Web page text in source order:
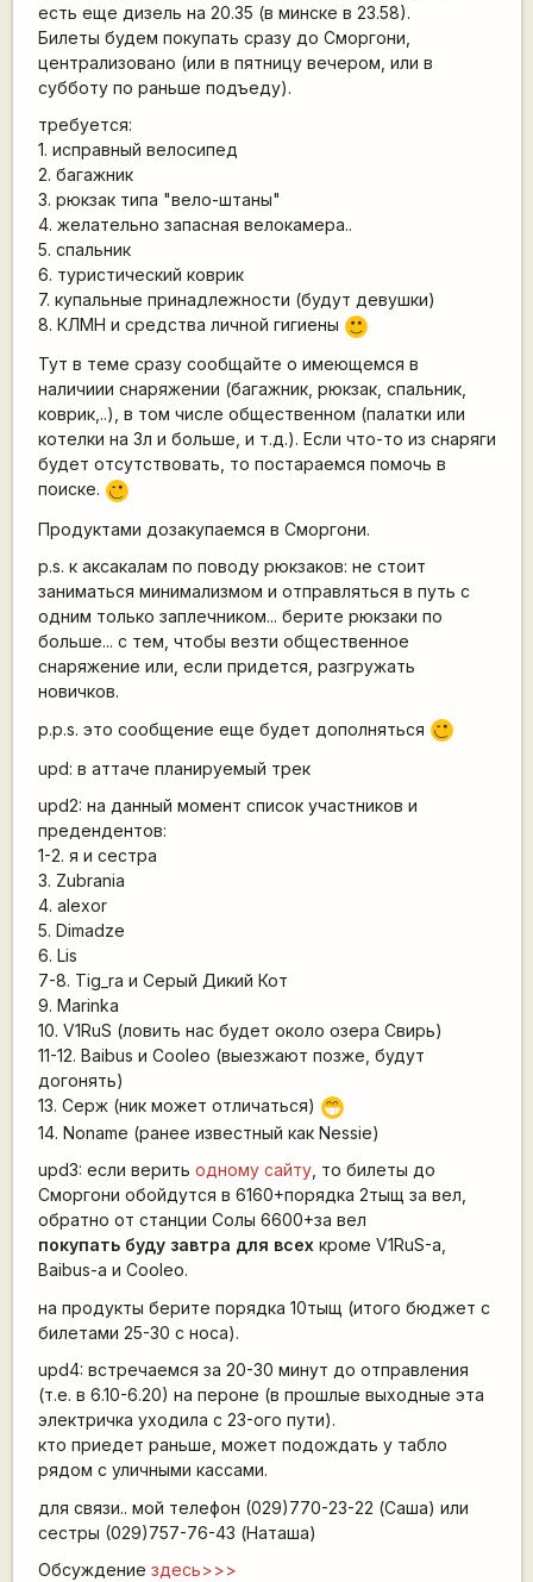
есть еще дизель на 20.35 (в минске в 23.58).
Билеты будем покупать сразу до Сморгони,
централизовано (или в пятницу вечером, или в
субботу по раньше подъеду).
требуется:
1. исправный велосипед
2. багажник
3. рюкзак типа "вело-штаны"
4. желательно запасная велокамера..
5. спальник
6. туристический коврик
7. купальные принадлежности (будут девушки)
8. КЛМН и средства личной гигиены
:)
Тут в теме сразу сообщайте о имеющемся в
наличиии снаряжении (багажник, рюкзак, спальник,
коврик,..), в том числе общественном (палатки или
котелки на 3л и больше, и т.д.). Если что-то из снаряги
будет отсутствовать, то постараемся помочь в
поиске. ,-)
Продуктами дозакупаемся в Сморгони.
p.s. к аксакалам по поводу рюкзаков: не стоит
заниматься минимализмом и отправляться в путь с
одним только заплечником... берите рюкзаки по
больше... с тем, чтобы везти общественное
снаряжение или, если придется, разгружать
новичков.
p.p.s. это сообщение еще будет дополняться
;)
upd: в аттаче планируемый трек
upd2: на данный момент список участников и
предендентов:
1-2. я и сестра
3. Zubrania
4. alexor
5. Dimadze
6. Lis
7-8. Tig_ra и Серый Дикий Кот
9. Marinka
10. V1RuS (ловить нас будет около озера Свирь)
11-12. Baibus и Cooleo (выезжают позже, будут
догонять)
13. Серж (ник может отличаться) ;D
14. Noname (ранее известный как Nessie)
upd3: если верить одному сайту, то билеты до
Сморгони обойдутся в 6160+порядка 2тыщ за вел,
обратно от станции Солы 6600+за вел
покупать буду завтра для всехкроме V1RuS-а,
Baibus-а и Cooleo.
на продукты берите порядка 10тыщ (итого бюджет с
билетами 25-30 с носа).
upd4: встречаемся за 20-30 минут до отправления
(т.е. в 6.10-6.20) на пероне (в прошлые выходные эта
электричка уходила с 23-ого пути).
кто приедет раньше, может подождать у табло
рядом с уличными кассами.
для связи.. мой телефон (029)770-23-22 (Саша) или
сестры (029)757-76-43 (Наташа)
Обсуждение здесь>>>